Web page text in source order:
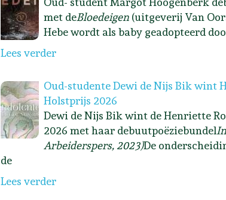
met deBloedeigen (uitgeverij Van
Hebe wordt als baby geadopteerd
Lees verder
Oud-studente Dewi de Nijs Bik wint
Holstprijs 2026
Dewi de Nijs Bik wint de Henriette
2026 met haar debuutpoëziebundel
Arbeiderspers, 2023)De
de
Lees verder